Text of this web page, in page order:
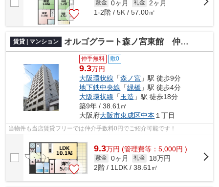
敷金 0ヶ月 礼金
2ヶ月
1-2階 / 5K / 57.00㎡
賃貸 | マンション オルゴグラート森ノ宮東館 仲介手数料無料
仲手無料 敷0
9.3万円
大阪環状線 「森ノ宮 」駅 徒歩9分
地下鉄中央線 「緑橋 」駅 徒歩4分
大阪環状線 「玉造 」駅 徒歩18分
築9年 / 38.61㎡
大阪府大阪市東成区中本 １丁目
当物件も当店賃貸フリーでは仲介手数料0円でご紹介可能です！
9.3万円 (管理費等：5,000円 )
敷金 0ヶ月 礼金
18万円
2階 / 1LDK / 38.61㎡